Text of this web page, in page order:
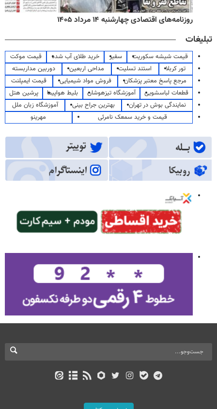
روزنامه‌های اقتصادی چهارشنبه ۱۴ مرداد ۱۴۰۵
تبلیغات
قیمت شیشه سکوریت سفیر خرید طلای آب شده
قیمت موکت
تور کربلا
استند تسلیت مداحی اربعین
دوربین مداربسته
مرجع پاسخ معتبر پزشکان
فروش مواد شیمیایی
قیمت ایمپلنت
قطعات لباسشویی
آموزشگاه تیزهوشان بلیط هواپیما
پرشین هتل
نمایندگی بوش در تهران
بهترین جراح بینی
آموزشگاه زبان ملل
قیمت و خرید سمعک نامرئی
مهرینو